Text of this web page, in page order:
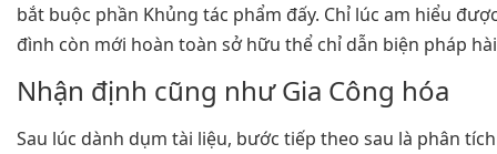
bắt buộc phần Khủng tác phẩm đấy. Chỉ lúc am hiểu
đình còn mới hoàn toàn sở hữu thể chỉ dẫn biện pháp
Nhận định cũng như Gia Công hóa
Sau lúc dành dụm tài liệu, bước tiếp theo sau là phân